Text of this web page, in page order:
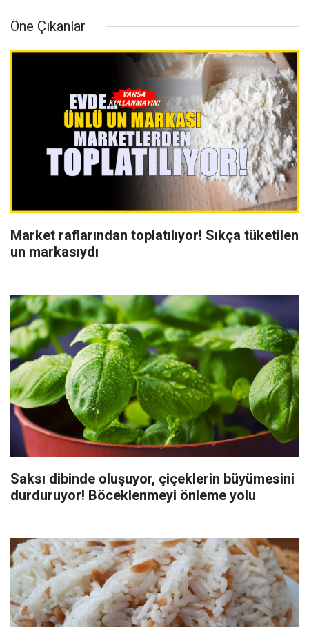
Öne Çıkanlar
Market raflarından toplatılıyor! Sıkça tüketilen
un markasıydı
Saksı dibinde oluşuyor, çiçeklerin büyümesini
durduruyor! Böceklenmeyi önleme yolu